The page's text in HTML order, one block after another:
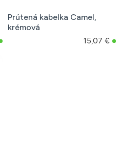
Prútená kabelka Camel,
krémová
15,07 €